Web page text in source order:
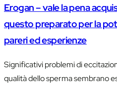
Erogan – vale la pena
questo preparato per la
pareri ed esperienze
Significativi problemi di
qualità dello sperma sembrano